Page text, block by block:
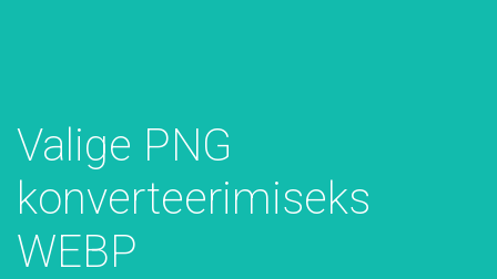
Valige PNG
konverteerimiseks
WEBP